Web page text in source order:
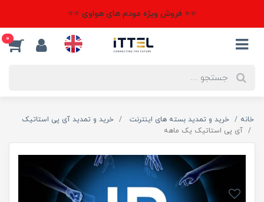
⭐⭐ فروش ویژه مودم های هواوی ⭐⭐
0
خانه خرید و تمدید بسته های اینترنت
خرید و تمدید آی پی استاتیک
آی پی استاتیک یک ماهه